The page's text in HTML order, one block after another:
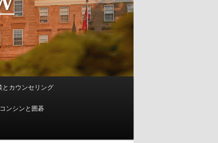
とカウンセリング
ンシンと囲碁